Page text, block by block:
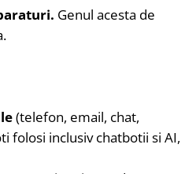
Genul acesta de
(telefon, email, chat,
folosi inclusiv chatbotii si AI,